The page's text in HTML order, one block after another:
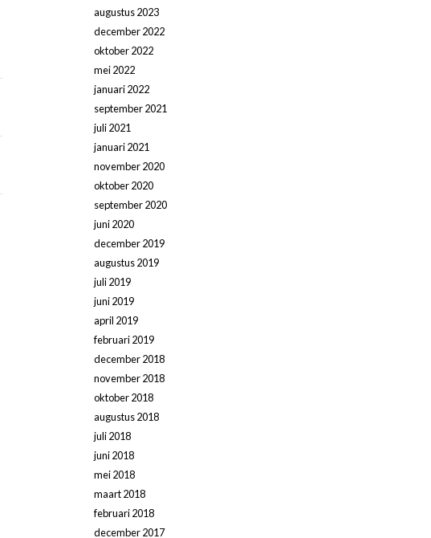
augustus 2023
december 2022
oktober 2022
mei 2022
januari 2022
september 2021
juli 2021
januari 2021
november 2020
oktober 2020
september 2020
juni 2020
december 2019
augustus 2019
juli 2019
juni 2019
april 2019
februari 2019
december 2018
november 2018
oktober 2018
augustus 2018
juli 2018
juni 2018
mei 2018
maart 2018
februari 2018
december 2017